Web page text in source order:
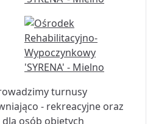
turnusy
- rekreacyjne oraz
osób objętych